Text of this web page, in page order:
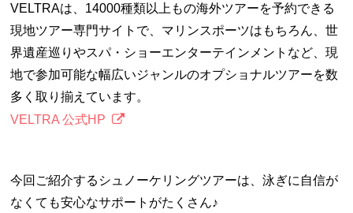
VELTRAは、14000種類以上もの海外ツアーを予約できる
現地ツアー専門サイトで、マリンスポーツはもちろん、世
界遺産巡りやスパ・ショーエンターテインメントなど、現
地で参加可能な幅広いジャンルのオプショナルツアーを数
多く取り揃えています。
VELTRA 公式HP
今回ご紹介するシュノーケリングツアーは、泳ぎに自信が
なくても安心なサポートがたくさん♪